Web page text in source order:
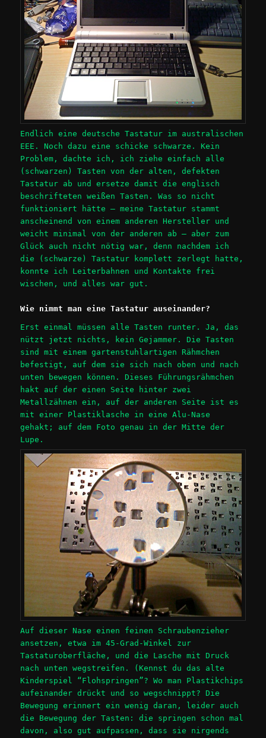
Endlich eine deutsche Tastatur im australischen
EEE. Noch dazu eine schicke schwarze. Kein
Problem, dachte ich, ich ziehe einfach alle
(schwarzen) Tasten von der alten, defekten
Tastatur ab und ersetze damit die englisch
beschrifteten weißen Tasten. Was so nicht
funktioniert hätte – meine Tastatur stammt
anscheinend von einem anderen Hersteller und
weicht minimal von der anderen ab – aber zum
Glück auch nicht nötig war, denn nachdem ich
die (schwarze) Tastatur komplett zerlegt hatte,
konnte ich Leiterbahnen und Kontakte frei
wischen, und alles war gut.
Wie nimmt man eine Tastatur auseinander?
Erst einmal müssen alle Tasten runter. Ja, das
nützt jetzt nichts, kein Gejammer. Die Tasten
sind mit einem gartenstuhlartigen Rähmchen
befestigt, auf dem sie sich nach oben und nach
unten bewegen können. Dieses Führungsrähmchen
hakt auf der einen Seite hinter zwei
Metallzähnen ein, auf der anderen Seite ist es
mit einer Plastiklasche in eine Alu-Nase
gehakt; auf dem Foto genau in der Mitte der
Lupe.
Auf dieser Nase einen feinen Schraubenzieher
ansetzen, etwa im 45-Grad-Winkel zur
Tastaturoberfläche, und die Lasche mit Druck
nach unten wegstreifen. (Kennst du das alte
Kinderspiel “Flohspringen”? Wo man Plastikchips
aufeinander drückt und so wegschnippt? Die
Bewegung erinnert ein wenig daran, leider auch
die Bewegung der Tasten: die springen schon mal
davon, also gut aufpassen, dass sie nirgends